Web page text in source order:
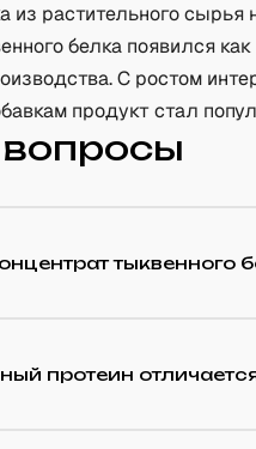
из растительного сырья
белка появился
С ростом
продукт стал
тыквенного
протеин